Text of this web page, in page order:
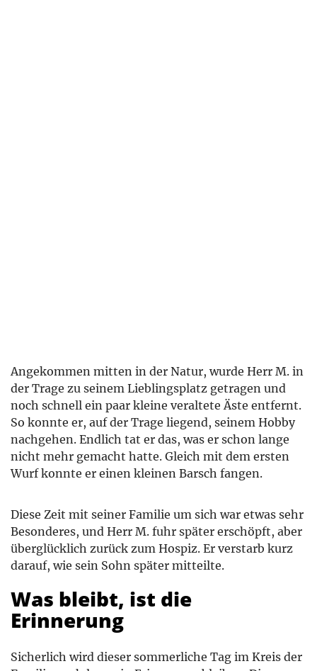
Angekommen mitten in der Natur, wurde Herr M. in
der Trage zu seinem Lieblingsplatz getragen und
noch schnell ein paar kleine veraltete Äste entfernt.
So konnte er, auf der Trage liegend, seinem Hobby
nachgehen. Endlich tat er das, was er schon lange
nicht mehr gemacht hatte. Gleich mit dem ersten
Wurf konnte er einen kleinen Barsch fangen.
Diese Zeit mit seiner Familie um sich war etwas sehr
Besonderes, und Herr M. fuhr später erschöpft, aber
überglücklich zurück zum Hospiz. Er verstarb kurz
darauf, wie sein Sohn später mitteilte.
Was bleibt, ist die
Erinnerung
Sicherlich wird dieser sommerliche Tag im Kreis der